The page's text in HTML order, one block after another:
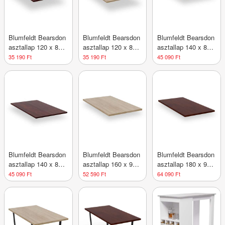
Blumfeldt Bearsdon
asztallap 120 x 80
cm konyhához és
étkezőhöz,
35 190 Ft
Blumfeldt Bearsdon
asztallap 120 x 80
cm konyhához és
étkezőhöz, Tartós
35 190 Ft
Blumfeldt Bearsdon
asztallap 140 x 80
cm konyhába és
étkezőbe,
45 090 Ft
Blumfeldt Bearsdon
asztallap 140 x 80
cm konyhához és
étkezőhöz, Tartós
45 090 Ft
Blumfeldt Bearsdon
asztallap 160 x 90
cm konyhához és
étkezőhöz,
52 590 Ft
Blumfeldt Bearsdon
asztallap 180 x 90
cm konyhához és
étkezőhöz, Tartós
rétegelt fa
64 090 Ft